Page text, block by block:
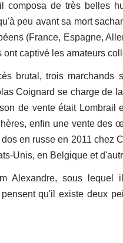
composa de très belles
peu avant sa mort
(France, Espagne,
captivé les amateurs
brutal, trois
Coignard se charge de
de vente était Lombrail
enfin une vente des
en russe en 2011 chez
Unis, en Belgique et
Alexandre, sous
qu'il existe deux